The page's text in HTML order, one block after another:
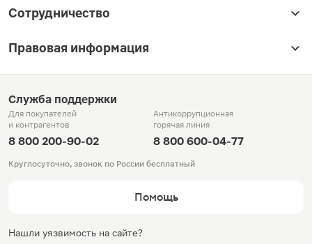
Сотрудничество
Правовая информация
Служба поддержки
Для покупателей
и контрагентов
8 800 200-90-02
Антикоррупционная
горячая линия
8 800 600-04-77
Круглосуточно, звонок по России бесплатный
Помощь
Нашли уязвимость на сайте?